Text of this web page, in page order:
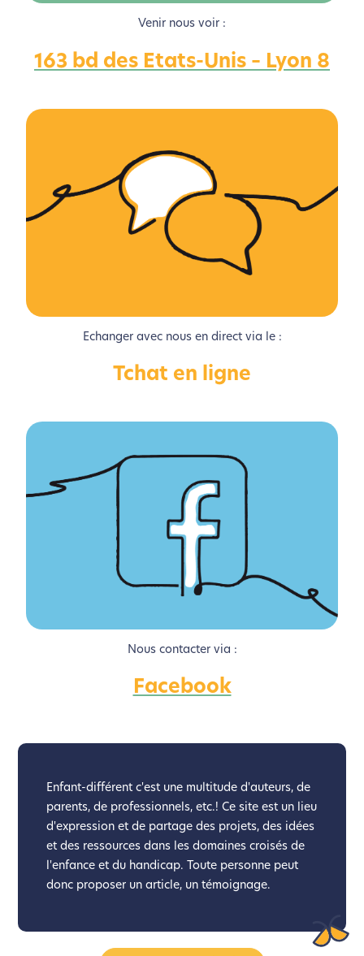
Nous avons développé ce site Internet dans le cadre
d’une démarche forte d’écoconception.
Si vous aussi vous souhaitez diminuer drastiquement
les besoins énergétiques nécessaires à votre
le parcourir dans son Mode
l’écoconception.
Venir nous voir :
163 bd des Etats-Unis – Lyon 8
Echanger avec nous en direct via le :
Tchat en ligne
Nous contacter via :
Facebook
Enfant-différent c'est une multitude d'auteurs, de
parents, de professionnels, etc.! Ce site est un lieu
d'expression et de partage des projets, des idées
et des ressources dans les domaines croisés de
l'enfance et du handicap. Toute personne peut
donc proposer un article, un témoignage.